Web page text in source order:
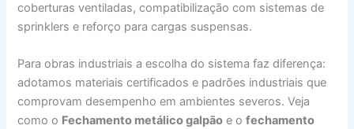
coberturas ventiladas, compatibilização com sistemas de
sprinklers e reforço para cargas suspensas.
Para obras industriais a escolha do sistema faz diferença:
adotamos materiais certificados e padrões industriais que
comprovam desempenho em ambientes severos. Veja
como o Fechamento metálico galpão e ofechamento